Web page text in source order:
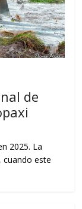
de
2025. La
este